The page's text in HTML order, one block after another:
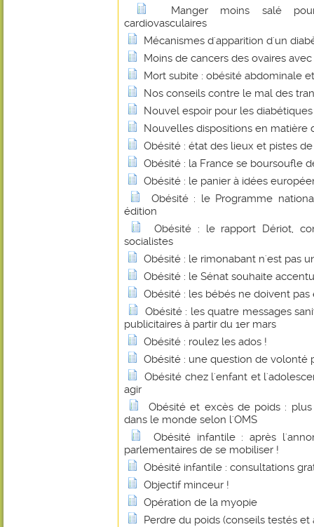
Manger moins salé
cardiovasculaires
Mécanismes d'apparition d'un
Moins de cancers des ovaires
Mort subite : obésité abdominale
Nos conseils contre le mal des
Nouvel espoir pour les diabétiques
Nouvelles dispositions en
Obésité : état des lieux et pistes
Obésité : la France se boursoufle
Obésité : le panier à idées
Obésité : le Programme
édition
Obésité : le rapport Dériot,
socialistes
Obésité : le rimonabant n'est pas
Obésité : le Sénat souhaite
Obésité : les bébés ne doivent pas
Obésité : les quatre messages
publicitaires à partir du 1er mars
Obésité : roulez les ados !
Obésité : une question de
Obésité chez l'enfant et
agir
Obésité et excès de poids :
dans le monde selon l'OMS
Obésité infantile : après
parlementaires de se mobiliser !
Obésité infantile : consultations
Objectif minceur !
Opération de la myopie
Perdre du poids (conseils testés et